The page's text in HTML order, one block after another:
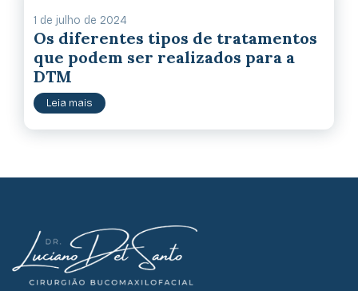
1 de julho de 2024
Os diferentes tipos de tratamentos
que podem ser realizados para a
DTM
Leia mais